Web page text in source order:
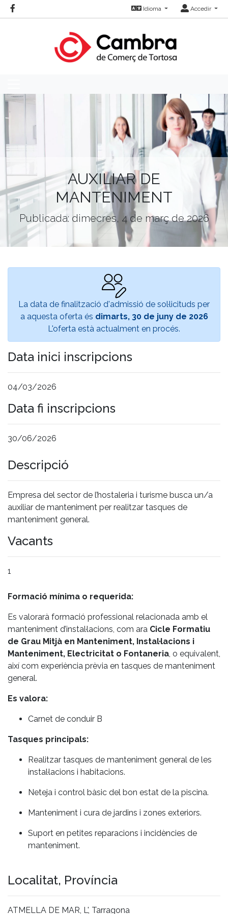
Idioma Accedir
AUXILIAR DE
MANTENIMENT
Publicada: dimecres, 4 de març de 2026
La data de finalització d'admissió de sol·licituds per
a aquesta oferta és dimarts, 30 de juny de 2026
L'oferta està actualment en procés.
Data inici inscripcions
04/03/2026
Data fi inscripcions
30/06/2026
Descripció
Empresa del sector de l’hostaleria i turisme busca un/a
auxiliar de manteniment per realitzar tasques de
manteniment general.
Vacants
1
Formació mínima o requerida:
Es valorarà formació professional relacionada amb el
manteniment d’instal·lacions, com ara Cicle Formatiu
de Grau Mitjà en Manteniment, Instal·lacions i
Manteniment, Electricitat o Fontaneria , o equivalent,
així com experiència prèvia en tasques de manteniment
general.
Es valora:
Carnet de conduir B
Tasques principals:
Realitzar tasques de manteniment general de les
instal·lacions i habitacions.
Neteja i control bàsic del bon estat de la piscina.
Manteniment i cura de jardins i zones exteriors.
Suport en petites reparacions i incidències de
manteniment.
Localitat, Província
ATMELLA DE MAR, L', Tarragona